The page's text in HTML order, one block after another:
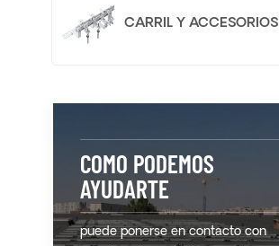
CARRIL Y ACCESORIOS
COMO PODEMOS
AYUDARTE
puede ponerse en contacto con